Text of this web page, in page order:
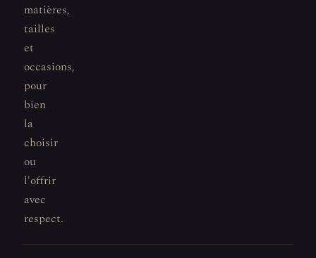
matières,
tailles
et
occasions,
pour
bien
la
choisir
ou
l'offrir
avec
respect.